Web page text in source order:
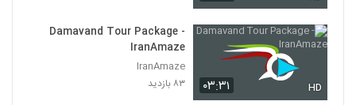
۰۳:۳۱ HD
Damavand Tour Package -
IranAmaze
IranAmaze
۸۳ بازدید